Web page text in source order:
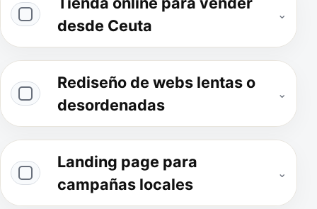
desde Ceuta
⌄
Rediseño de webs lentas o
desordenadas
⌄
Landing page para
campañas locales
⌄